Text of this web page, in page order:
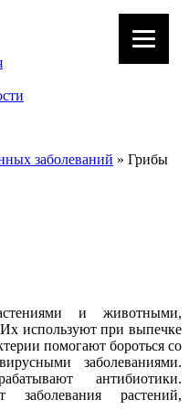
заболеваний » Грибы
и животными,
используют при выпечке
помогают бороться со
заболеваниями.
антибиотики.
растений,